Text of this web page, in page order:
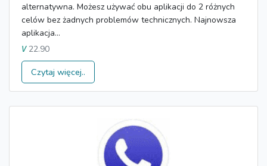
alternatywna. Możesz używać obu aplikacji do 2 różnych
celów bez żadnych problemów technicznych. Najnowsza
aplikacja...
V22.90
Czytaj więcej..